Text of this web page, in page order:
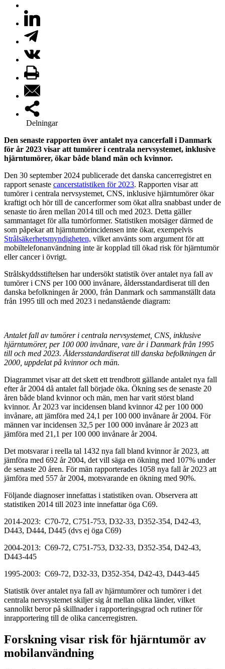
Delningar
Den senaste rapporten över antalet nya cancerfall i Danmark
för år 2023 visar att tumörer i centrala nervsystemet, inklusive
hjärntumörer, ökar både bland män och kvinnor.
Den 30 september 2024 publicerade det danska cancerregistret en
rapport senaste cancerstatistiken för 2023. Rapporten visar att
tumörer i centrala nervsystemet, CNS, inklusive hjärntumörer ökar
kraftigt och hör till de cancerformer som ökat allra snabbast under de
senaste tio åren mellan 2014 till och med 2023. Detta gäller
sammantaget för alla tumörformer. Statistiken motsäger därmed de
som påpekar att hjärntumörincidensen inte ökar, exempelvis
Strålsäkerhetsmyndigheten, vilket använts som argument för att
mobiltelefonanvändning inte är kopplad till ökad risk för hjärntumör
eller cancer i övrigt.
Strålskyddsstiftelsen har undersökt statistik över antalet nya fall av
tumörer i CNS per 100 000 invånare, åldersstandardiserat till den
danska befolkningen år 2000, från Danmark och sammanställt data
från 1995 till och med 2023 i nedanstående diagram:
Antalet fall av tumörer i centrala nervsystemet, CNS, inklusive
hjärntumörer, per 100 000 invånare, vare år i Danmark från 1995
till och med 2023. Åldersstandardiserat till danska befolkningen år
2000, uppdelat på kvinnor och män.
Diagrammet visar att det skett ett trendbrott gällande antalet nya fall
efter år 2004 då antalet fall började öka. Ökning ses de senaste 20
åren både bland kvinnor och män, men har varit störst bland
kvinnor. År 2023 var incidensen bland kvinnor 42 per 100 000
invånare, att jämföra med 24,1 per 100 000 invånare år 2004. För
männen var incidensen 32,5 per 100 000 invånare år 2023 att
jämföra med 21,1 per 100 000 invånare år 2004.
Det motsvarar i reella tal 1432 nya fall bland kvinnor år 2023, att
jämföra med 692 år 2004, det vill säga en ökning med 107% under
de senaste 20 åren. För män rapporterades 1058 nya fall år 2023 att
jämföra med 557 år 2004, motsvarande en ökning med 90%.
Följande diagnoser innefattas i statistiken ovan. Observera att
statistiken 2014 till 2023 inte innefattar öga C69.
2014-2023: C70-72, C751-753, D32-33, D352-354, D42-43,
D443, D444, D445 (dvs ej öga C69)
2004-2013: C69-72, C751-753, D32-33, D352-354, D42-43,
D443-445
1995-2003: C69-72, D32-33, D352-354, D42-43, D443-445
Statistik över antalet nya fall av hjärntumörer och tumörer i det
centrala nervsystemet skiljer sig åt mellan olika länder, vilket
sannolikt beror på skillnader i rapporteringsgrad och rutiner för
inrapportering till de olika cancerregistren.
Forskning visar risk för hjärntumör av
mobilanvändning